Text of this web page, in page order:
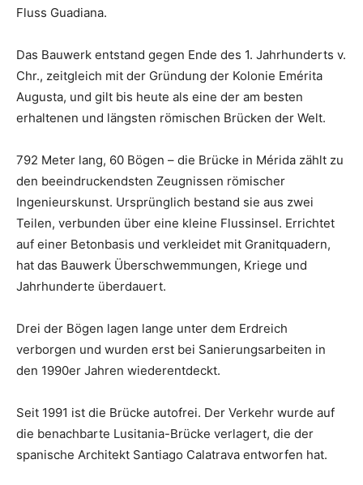
Fluss Guadiana.
Das Bauwerk entstand gegen Ende des 1. Jahrhunderts v.
Chr., zeitgleich mit der Gründung der Kolonie Emérita
Augusta, und gilt bis heute als eine der am besten
erhaltenen und längsten römischen Brücken der Welt.
792 Meter lang, 60 Bögen – die Brücke in Mérida zählt zu
den beeindruckendsten Zeugnissen römischer
Ingenieurskunst. Ursprünglich bestand sie aus zwei
Teilen, verbunden über eine kleine Flussinsel. Errichtet
auf einer Betonbasis und verkleidet mit Granitquadern,
hat das Bauwerk Überschwemmungen, Kriege und
Jahrhunderte überdauert.
Drei der Bögen lagen lange unter dem Erdreich
verborgen und wurden erst bei Sanierungsarbeiten in
den 1990er Jahren wiederentdeckt.
Seit 1991 ist die Brücke autofrei. Der Verkehr wurde auf
die benachbarte Lusitania-Brücke verlagert, die der
spanische Architekt Santiago Calatrava entworfen hat.